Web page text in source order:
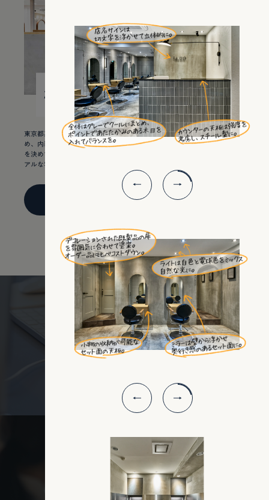
27 ¥ 7,750,000
東京都某所のロードサイドの物件です。 全国に多店舗出店されているた
め、内装単価をとにかく下げたいという依頼でした。 また、テーマカラー
を決めて各所に使用したい、女性が喜びそうなエレガントで、かつカジュ
アルな雰囲気にしたいといった具体的な要望を叶えた案件です。
Q&A
よくあるご質問
WORKFLOW
プロジェクトの流れ